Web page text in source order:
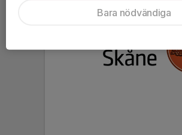
Bara nödvändiga